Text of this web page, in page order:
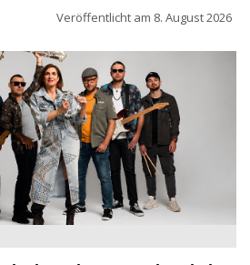
Veröffentlicht am 8. August 2026
Die "Dirotta su Cuba" zu Gast beim